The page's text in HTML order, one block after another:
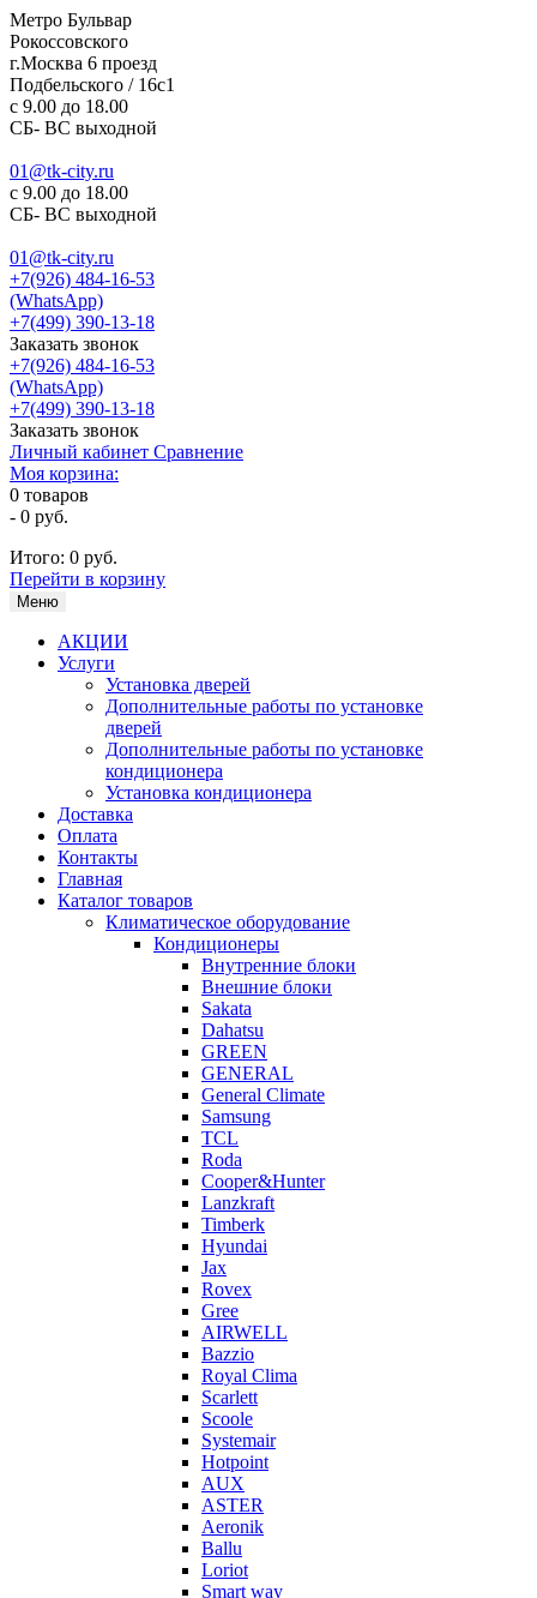
Метро Бульвар
Рокоссовского
г.Москва 6 проезд
Подбельского / 16с1
c 9.00 до 18.00
СБ- ВС выходной
01@tk-city.ru
c 9.00 до 18.00
СБ- ВС выходной
01@tk-city.ru
+7(926) 484-16-53
(WhatsApp)
+7(499) 390-13-18
Заказать звонок
+7(926) 484-16-53
(WhatsApp)
+7(499) 390-13-18
Заказать звонок
Личный кабинет Сравнение
Моя корзина:
0 товаров
- 0 руб.
Итого: 0 руб.
Перейти в корзину
Меню
АКЦИИ
Услуги
Установка дверей
Дополнительные работы по установке
дверей
Дополнительные работы по установке
кондиционера
Установка кондиционера
Доставка
Оплата
Контакты
Главная
Каталог товаров
Климатическое оборудование
Кондиционеры
Внутренние блоки
Внешние блоки
Sakata
Dahatsu
GREEN
GENERAL
General Climate
Samsung
TCL
Roda
Cooper&Hunter
Lanzkraft
Timberk
Hyundai
Jax
Rovex
Gree
AIRWELL
Bazzio
Royal Clima
Scarlett
Scoole
Systemair
Hotpoint
AUX
ASTER
Aeronik
Ballu
Loriot
Smart way